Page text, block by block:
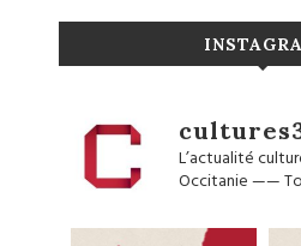
L’actualité
Occitanie——